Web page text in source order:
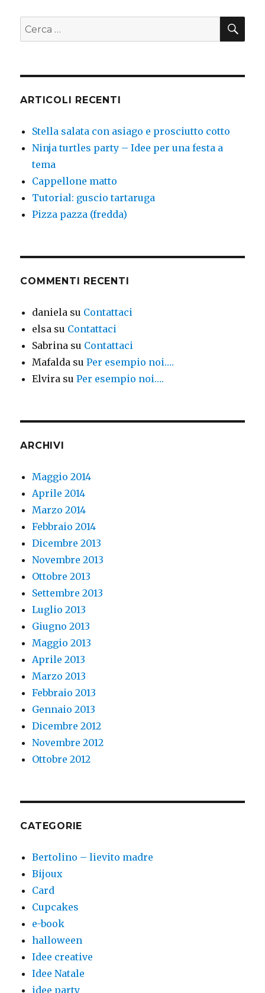
Cerca:
ARTICOLI RECENTI
Stella salata con asiago e prosciutto cotto
Ninja turtles party – Idee per una festa a
tema
Cappellone matto
Tutorial: guscio tartaruga
Pizza pazza (fredda)
COMMENTI RECENTI
daniela su Contattaci
elsa su Contattaci
Sabrina su Contattaci
Mafalda suPer esempio noi….
Elvira suPer esempio noi….
ARCHIVI
Maggio 2014
Aprile 2014
Marzo 2014
Febbraio 2014
Dicembre 2013
Novembre 2013
Ottobre 2013
Settembre 2013
Luglio 2013
Giugno 2013
Maggio 2013
Aprile 2013
Marzo 2013
Febbraio 2013
Gennaio 2013
Dicembre 2012
Novembre 2012
Ottobre 2012
CATEGORIE
Bertolino – lievito madre
Bijoux
Card
Cupcakes
e-book
halloween
Idee creative
Idee Natale
idee party